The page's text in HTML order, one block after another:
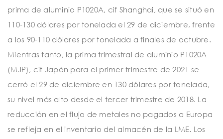
prima de aluminio P1020A, cif Shanghai, que se situó en
110-130 dólares por tonelada el 29 de diciembre, frente
a los 90-110 dólares por tonelada a finales de octubre.
Mientras tanto, la prima trimestral de aluminio P1020A
(MJP), cif Japón para el primer trimestre de 2021 se
cerró el 29 de diciembre en 130 dólares por tonelada,
su nivel más alto desde el tercer trimestre de 2018. La
reducción en el flujo de metales no pagados a Europa
se refleja en el inventario del almacén de la LME. Los